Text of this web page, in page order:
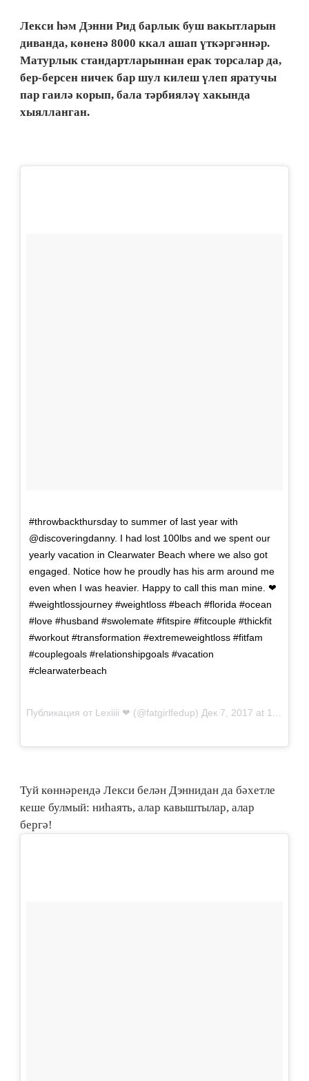
Лекси һәм Дэнни Рид барлык буш вакытларын
диванда, көненә 8000 ккал ашап үткәргәннәр.
Матурлык стандартларыннан ерак торсалар да,
бер-берсен ничек бар шул килеш үлеп яратучы
пар гаилә корып, бала тәрбияләү хакында
хыялланган.
#throwbackthursday to summer of last year with
@discoveringdanny. I had lost 100lbs and we spent our
yearly vacation in Clearwater Beach where we also got
engaged. Notice how he proudly has his arm around me
even when I was heavier. Happy to call this man mine. ❤
#weightlossjourney #weightloss #beach #florida #ocean
#love #husband #swolemate #fitspire #fitcouple #thickfit
#workout #transformation #extremeweightloss #fitfam
#couplegoals #relationshipgoals #vacation
#clearwaterbeach
Публикация от Lexiiii ❤ (@fatgirlfedup) Дек 7, 2017 at 11:12 PST
Туй көннәрендә Лекси белән Дэннидан да бәхетле
кеше булмый: ниһаять, алар кавыштылар, алар
бергә!